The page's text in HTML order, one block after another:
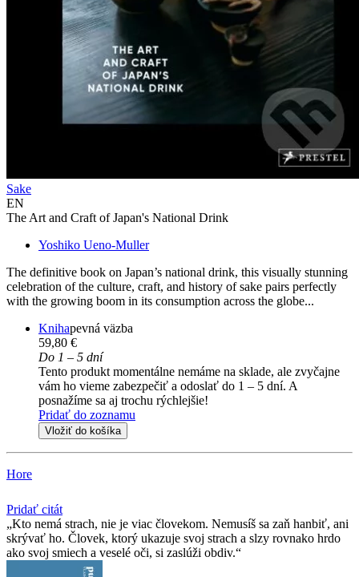
Sake
EN
The Art and Craft of Japan's National Drink
Yoshiko Ueno-Muller
The definitive book on Japan’s national drink, this visually stunning
celebration of the culture, craft, and history of sake pairs perfectly
with the growing boom in its consumption across the globe...
Knihapevná väzba
59,80 €
Do 1 – 5 dní
Tento produkt momentálne nemáme na sklade, ale zvyčajne
vám ho vieme zabezpečiť a odoslať do 1 – 5 dní. A
posnažíme sa aj trochu rýchlejšie!
Pridať do zoznamu
Vložiť do košíka
Hore
Pridať citát
Kto nemá strach, nie je viac človekom. Nemusíš sa zaň hanbiť, ani
skrývať ho. Človek, ktorý ukazuje svoj strach a slzy rovnako hrdo
ako svoj smiech a veselé oči, si zaslúži obdiv.